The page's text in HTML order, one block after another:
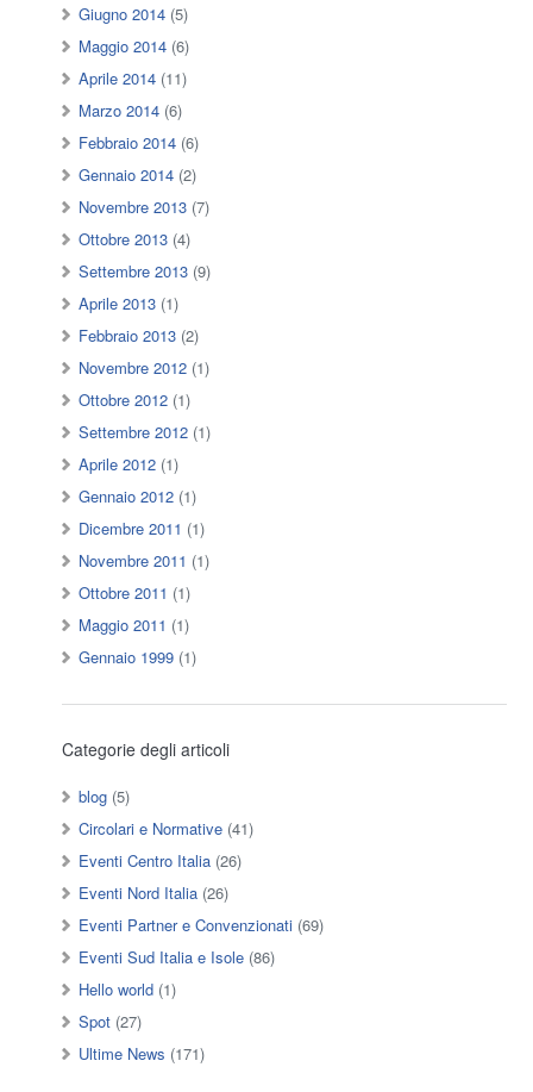
Giugno 2014 (5)
Maggio 2014 (6)
Aprile 2014 (11)
Marzo 2014 (6)
Febbraio 2014 (6)
Gennaio 2014 (2)
Novembre 2013 (7)
Ottobre 2013 (4)
Settembre 2013 (9)
Aprile 2013 (1)
Febbraio 2013 (2)
Novembre 2012 (1)
Ottobre 2012 (1)
Settembre 2012 (1)
Aprile 2012 (1)
Gennaio 2012 (1)
Dicembre 2011 (1)
Novembre 2011 (1)
Ottobre 2011 (1)
Maggio 2011 (1)
Gennaio 1999 (1)
Categorie degli articoli
blog (5)
Circolari e Normative (41)
Eventi Centro Italia (26)
Eventi Nord Italia (26)
Eventi Partner e Convenzionati (69)
Eventi Sud Italia e Isole (86)
Hello world (1)
Spot (27)
Ultime News (171)